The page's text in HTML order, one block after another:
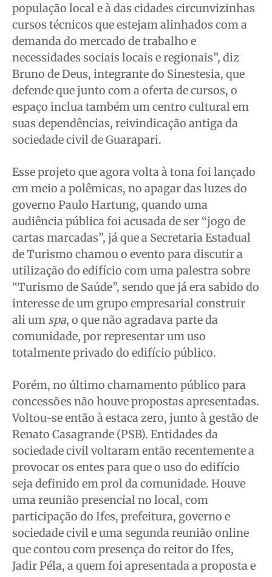
população local e à das cidades circunvizinhas
cursos técnicos que estejam alinhados com a
demanda do mercado de trabalho e
necessidades sociais locais e regionais”, diz
Bruno de Deus, integrante do Sinestesia, que
defende que junto com a oferta de cursos, o
espaço inclua também um centro cultural em
suas dependências, reivindicação antiga da
sociedade civil de Guarapari.
Esse projeto que agora volta à tona foi lançado
em meio a polêmicas, no apagar das luzes do
governo Paulo Hartung, quando uma
audiência pública foi acusada de ser “jogo de
cartas marcadas”, já que a Secretaria Estadual
de Turismo chamou o evento para discutir a
utilização do edifício com uma palestra sobre
“Turismo de Saúde”, sendo que já era sabido do
interesse de um grupo empresarial construir
ali um spa, o que não agradava parte da
comunidade, por representar um uso
totalmente privado do edifício público.
Porém, no último chamamento público para
concessões não houve propostas apresentadas.
Voltou-se então à estaca zero, junto à gestão de
Renato Casagrande (PSB). Entidades da
sociedade civil voltaram então recentemente a
provocar os entes para que o uso do edifício
seja definido em prol da comunidade. Houve
uma reunião presencial no local, com
participação do Ifes, prefeitura, governo e
sociedade civil e uma segunda reunião online
que contou com presença do reitor do Ifes,
Jadir Péla, a quem foi apresentada a proposta e